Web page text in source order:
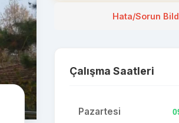
Hata/Sorun
Çalışma Saatleri
Pazartesi